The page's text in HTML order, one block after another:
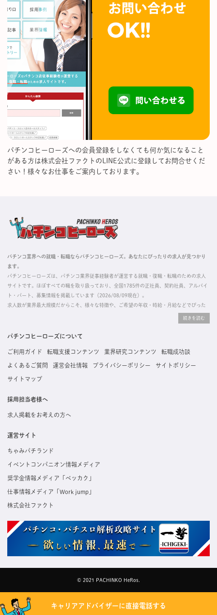
パチンコヒーローズへの会員登録をしなくても何か気になること
がある方は株式会社ファクトのLINE公式に登録してお問合せくだ
さい！様々なお仕事をご案内しております。
パチンコ業界への就職・転職ならパチンコヒーローズ。あなたにぴったりの求人が見つかり
ます。
パチンコヒーローズは、パチンコ業界従事経験者が運営する就職・復職・転職のための求人
サイトです。ほぼすべての職を取り扱っており、全国1785件の正社員、契約社員、アルバイ
ト・パート、募集情報を掲載しています（2026/08/09現在）。
求人数が業界最大規模だからこそ、様々な特徴や、ご希望の年収・時給・月給などでぴった
掲載している求人は、すべて契約法人様から寄せられた正規の求人情報です。応募いただい
た内容はすぐに直接事業所に届くためスムーズに転職・復職できます。
パチンコヒーローズについて
ご利用ガイド 転職支援コンテンツ 業界研究コンテンツ 転職成功談
よくあるご質問 運営会社情報 プライバシーポリシー サイトポリシー
サイトマップ
採用担当者様へ
求人掲載をお考えの方へ
運営サイト
ちゃみパチランド
イベントコンパニオン情報メディア
奨学金情報メディア「ベッカク」
仕事情報メディア「Work jump」
株式会社ファクト
© 2021 PACHINKO HeRos.
キャリアアドバイザーに直接電話する